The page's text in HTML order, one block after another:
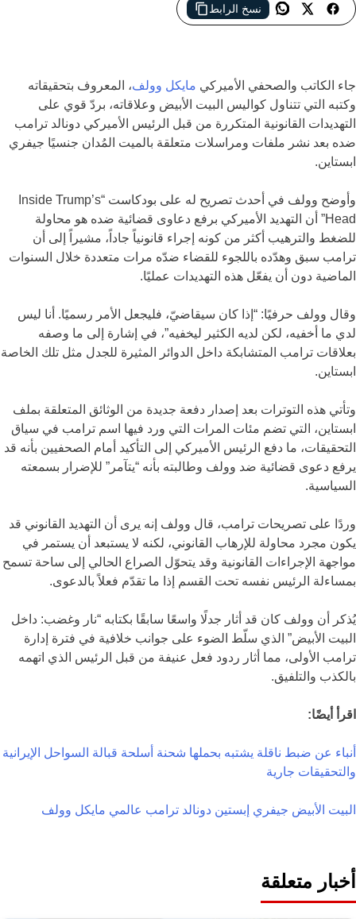
نسخ الرابط
تصعيد جديد بين الصحفي الأميركي مايكل وولف والرئيس الأميركي
جاء الكاتب والصحفي الأميركي مايكل وولف، المعروف بتحقيقاته
وكتبه التي تتناول كواليس البيت الأبيض وعلاقاته، بردّ قوي على
التهديدات القانونية المتكررة من قبل الرئيس الأميركي دونالد ترامب
ضده بعد نشر ملفات ومراسلات متعلقة بالميت المُدان جنسيًا جيفري
ابستاين.
وأوضح وولف في أحدث تصريح له على بودكاست “Inside Trump’s
Head” أن التهديد الأميركي برفع دعاوى قضائية ضده هو محاولة
للضغط والترهيب أكثر من كونه إجراء قانونياً جاداً، مشيراً إلى أن
ترامب سبق وهدّده باللجوء للقضاء ضدّه مرات متعددة خلال السنوات
الماضية دون أن يفعّل هذه التهديدات عمليًا.
وقال وولف حرفيًا: “إذا كان سيقاضيّ، فليجعل الأمر رسميًا. أنا ليس
لدي ما أخفيه، لكن لديه الكثير ليخفيه”، في إشارة إلى ما وصفه
بعلاقات ترامب المتشابكة داخل الدوائر المثيرة للجدل مثل تلك الخاصة
ابستاين.
وتأتي هذه التوترات بعد إصدار دفعة جديدة من الوثائق المتعلقة بملف
ابستاين، التي تضم مئات المرات التي ورد فيها اسم ترامب في سياق
التحقيقات، ما دفع الرئيس الأميركي إلى التأكيد أمام الصحفيين بأنه قد
يرفع دعوى قضائية ضد وولف وطالبته بأنه “يتآمر” للإضرار بسمعته
السياسية.
وردًا على تصريحات ترامب، قال وولف إنه يرى أن التهديد القانوني قد
يكون مجرد محاولة للإرهاب القانوني، لكنه لا يستبعد أن يستمر في
مواجهة الإجراءات القانونية وقد يتحوّل الصراع الحالي إلى ساحة تسمح
بمساءلة الرئيس نفسه تحت القسم إذا ما تقدّم فعلاً بالدعوى.
يُذكر أن وولف كان قد أثار جدلًا واسعًا سابقًا بكتابه “نار وغضب: داخل
البيت الأبيض” الذي سلّط الضوء على جوانب خلافية في فترة إدارة
ترامب الأولى، مما أثار ردود فعل عنيفة من قبل الرئيس الذي اتهمه
بالكذب والتلفيق.
اقرأ أيضًا:
أنباء عن ضبط ناقلة يشتبه بحملها شحنة أسلحة قبالة السواحل الإيرانية
والتحقيقات جارية
البيت الأبيض جيفري إبستين دونالد ترامب عالمي مايكل وولف
أخبار متعلقة